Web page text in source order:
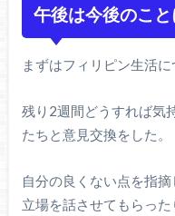
午後は今後のこ
まずはフィリピン生活に
残り2週間どうすれば気
たちと意見交換をした。
自分の良くない点を指
立場を話させてもらった